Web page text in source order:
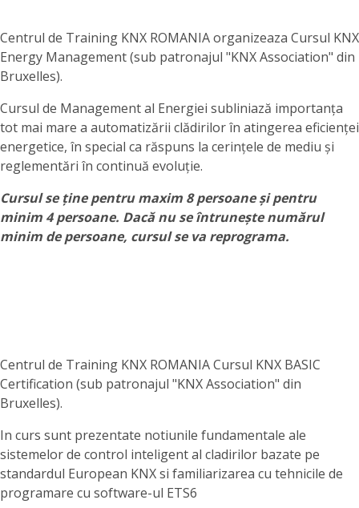
Centrul de Training KNX ROMANIA organizeaza Cursul KNX
Energy Management (sub patronajul "KNX Association" din
Bruxelles).
Cursul de Management al Energiei subliniază importanța
tot mai mare a automatizării clădirilor în atingerea eficienței
energetice, în special ca răspuns la cerințele de mediu și
reglementări în continuă evoluție.
Cursul se ține pentru maxim 8 persoane și pentru
minim 4 persoane. Dacă nu se întrunește numărul
minim de persoane, cursul se va reprograma.
Centrul de Training KNX ROMANIA Cursul KNX BASIC
Certification (sub patronajul "KNX Association" din
Bruxelles).
In curs sunt prezentate notiunile fundamentale ale
sistemelor de control inteligent al cladirilor bazate pe
standardul European KNX si familiarizarea cu tehnicile de
programare cu software-ul ETS6